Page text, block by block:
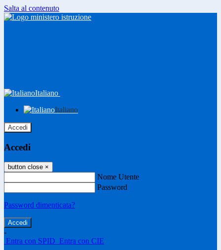
Salta al contenuto
Italiano
Italiano
Accedi
Accedi
button close ×
Nome Utente
Password
Password dimenticata?
-
Entra con SPID Entra con CIE